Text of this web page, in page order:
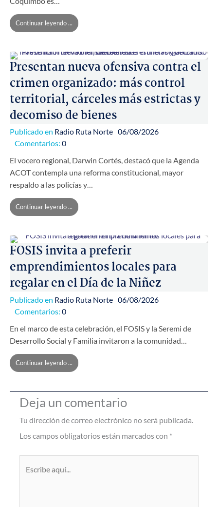
Continuar leyendo ...
Presentan nueva ofensiva contra el
crimen organizado: más control
territorial, cárceles más estrictas y
decomiso de bienes
Publicado en Radio Ruta Norte 06/08/2026
Comentarios: 0
El vocero regional, Darwin Cortés, destacó que la Agenda
ACOT contempla una reforma constitucional, mayor
respaldo a las policías y…
Continuar leyendo ...
FOSIS invita a preferir
emprendimientos locales para
regalar en el Día de la Niñez
Publicado en Radio Ruta Norte 06/08/2026
Comentarios: 0
En el marco de esta celebración, el FOSIS y la Seremi de
Desarrollo Social y Familia invitaron a la comunidad…
Continuar leyendo ...
Deja un comentario
Tu dirección de correo electrónico no será publicada.
Los campos obligatorios están marcados con *